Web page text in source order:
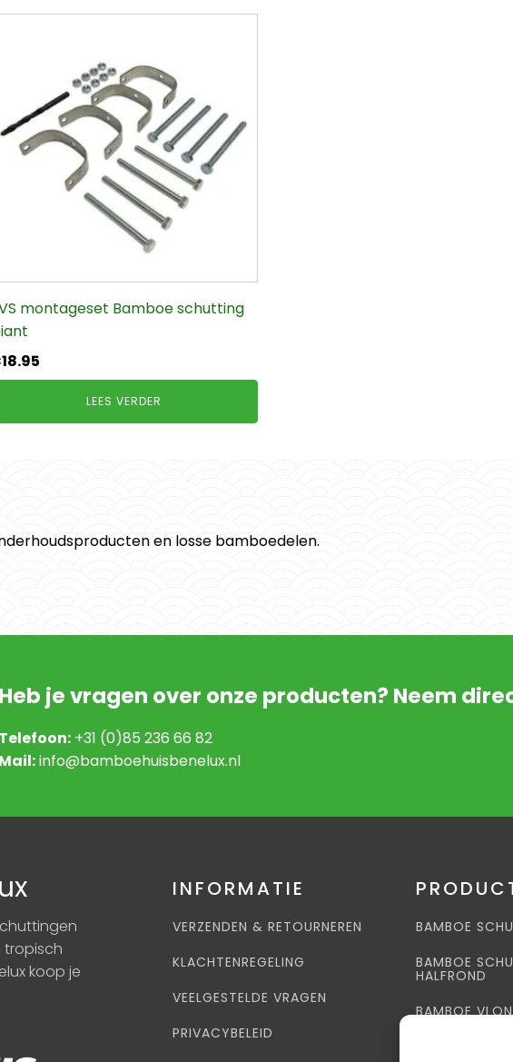
montageset Bamboe schutting
18.95
LEES VERDER
en losse bamboedelen.
Heb je vragen over onze producten? Neem
Telefoon: +31 (0)85 236 66 82
Mail:info@bamboehuisbenelux.nl
tropisch
koop je
INFORMATIE
VERZENDEN & RETOURNEREN
KLACHTENREGELING
VEELGESTELDE VRAGEN
PRIVACYBELEID
BAMBOE
BAMBOE
HALFROND
BAMBOE